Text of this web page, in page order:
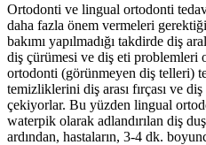
Ortodonti ve lingual ortodonti
daha fazla önem vermeleri
bakımı yapılmadığı takdirde diş
diş çürümesi ve diş eti
ortodonti (görünmeyen diş telleri)
temizliklerini diş arası fırçası ve
çekiyorlar. Bu yüzden lingual
waterpik olarak adlandırılan diş
ardından, hastaların, 3-4 dk.